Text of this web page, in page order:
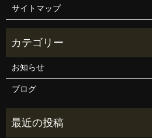
サイトマップ
お知らせ
ブログ